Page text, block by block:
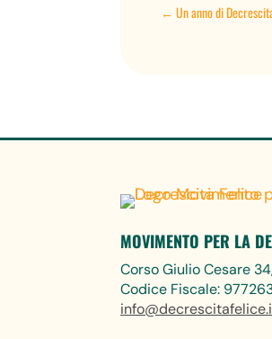
←Un anno di
MOVIMENTO PER LA
Corso Giulio Cesare
Codice Fiscale: